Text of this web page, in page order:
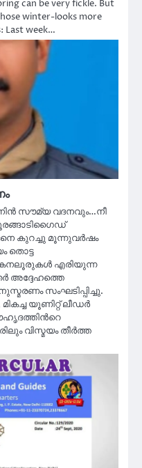
can be very fickle. But
winter-looks more
Last week…
സൗമ്യ വദനവും…നീ
കുറച്ചു മൂന്നുവർഷം
തൊട്ട
കനലൂരുകൾ എരിയുന്ന
അദ്ദേഹത്തെ
സംഘടിപ്പിച്ചു.
യൂണിറ്റ് ലീഡർ
വിസ്മയം തീർത്ത